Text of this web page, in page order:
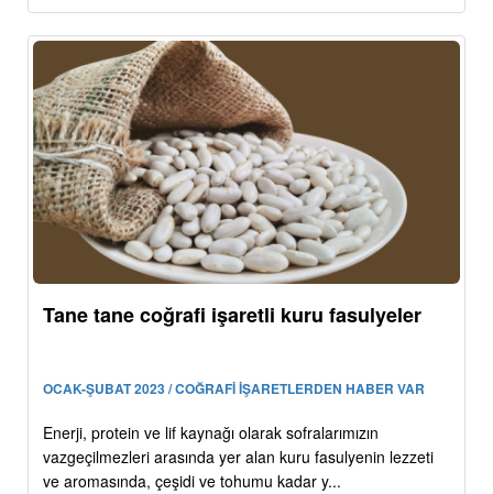
Tane tane coğrafi işaretli kuru fasulyeler
OCAK-ŞUBAT 2023 / COĞRAFİ İŞARETLERDEN HABER VAR
Enerji, protein ve lif kaynağı olarak sofralarımızın
vazgeçilmezleri arasında yer alan kuru fasulyenin lezzeti
ve aromasında, çeşidi ve tohumu kadar y...